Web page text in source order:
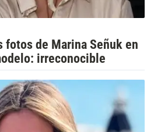
fotos de Marina Señuk en
irreconocible